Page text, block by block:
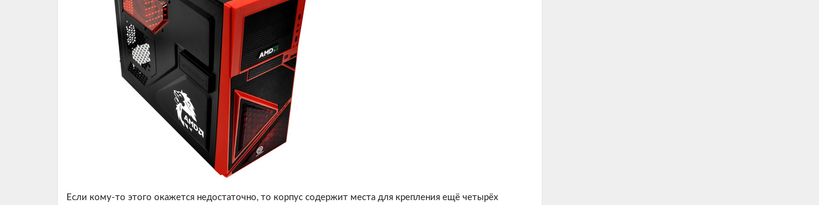
Если кому-то этого окажется недостаточно, то корпус содержит места для крепления ещё четырёх